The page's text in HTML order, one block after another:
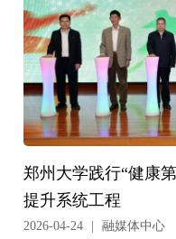
郑州大学践行“健康
提升系统工程
2026-04-24 融媒体中心